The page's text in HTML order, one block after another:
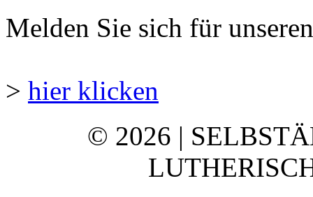
Melden Sie sich für
> hier klicken
© 2026 |